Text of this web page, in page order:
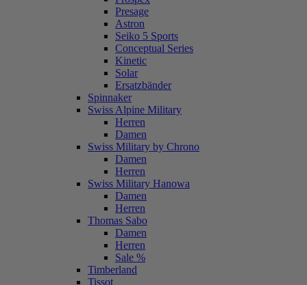
Presage
Astron
Seiko 5 Sports
Conceptual Series
Kinetic
Solar
Ersatzbänder
Spinnaker
Swiss Alpine Military
Herren
Damen
Swiss Military by Chrono
Damen
Herren
Swiss Military Hanowa
Damen
Herren
Thomas Sabo
Damen
Herren
Sale %
Timberland
Tissot